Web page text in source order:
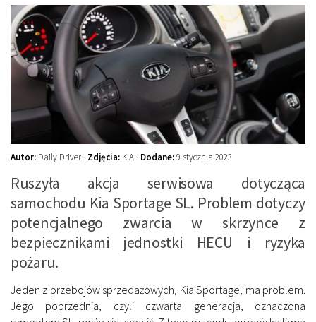
Kalkulatory
Przelicznik mocy
Auto z niemiec
Autor: Daily Driver · Zdjęcia: KIA · Dodane:9 stycznia 2023
Ruszyła akcja serwisowa dotycząca
samochodu Kia Sportage SL. Problem dotyczy
potencjalnego zwarcia w skrzynce z
bezpiecznikami jednostki HECU i ryzyka
pożaru.
Jeden z przebojów sprzedażowych, Kia Sportage, ma problem.
Jego poprzednia, czyli czwarta generacja, oznaczona